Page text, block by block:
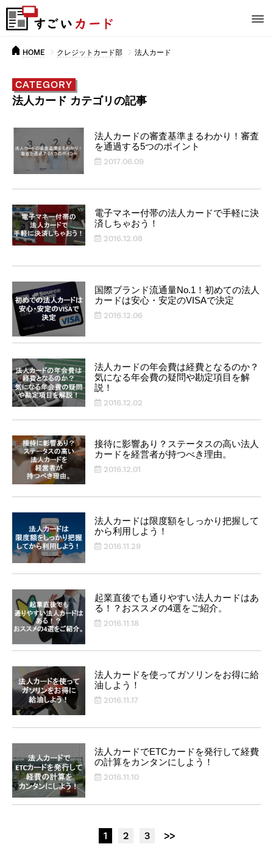
HOME クレジットカード部 法人カード
CATEGORY
法人カード カテゴリの記事
法人カードの審査基準まるわかり！審査
を通過する5つのポイント
2017.06.09
電子マネー付帯の法人カードで手軽に決
済しちゃおう！
2016.12.08
国際ブランド流通量No.1！初めての法人
カードは安心・安定のVISAで決定
2016.12.06
法人カードの年会費は経費となるのか？
気になる年会費の疑問や勘定項目を解
説！
2016.12.02
接待に影響あり？ステータスの高い法人
カードを経営者が持つべき理由。
2016.12.01
法人カードは限度額をしっかり把握して
から利用しよう！
2016.11.29
起業直後でも通りやすい法人カードはあ
る！？おススメの4選をご紹介。
2016.11.18
法人カードを使ってガソリンをお得に給
油しよう！
2016.11.17
法人カードでETCカードを発行して経費
の計算をカンタンにしよう！
2016.11.10
1 2 3 >>